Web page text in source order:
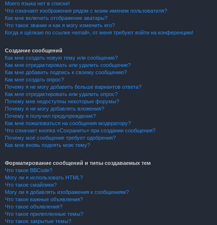
Моего языка нет в списке!
Что означают изображения рядом с моим именем пользователя?
Как мне включить отображение аватары?
Что такое звание и как я могу изменить его?
Когда я щёлкаю по ссылке «email», от меня требуют войти на конференцию!
Создание сообщений
Как мне создать новую тему или сообщение?
Как мне отредактировать или удалить сообщение?
Как мне добавить подпись к своему сообщению?
Как мне создать опрос?
Почему я не могу добавить больше вариантов ответа?
Как мне отредактировать или удалить опрос?
Почему мне недоступны некоторые форумы?
Почему я не могу добавлять вложения?
Почему я получил предупреждение?
Как мне пожаловаться на сообщения модератору?
Что означает кнопка «Сохранить» при создании сообщения?
Почему моё сообщение требует одобрения?
Как мне вновь поднять мою тему?
Форматирование сообщений и типы создаваемых тем
Что такое BBCode?
Могу ли я использовать HTML?
Что такое смайлики?
Могу ли я добавлять изображения к сообщениям?
Что такое важные объявления?
Что такое объявления?
Что такое прилепленные темы?
Что такое закрытые темы?